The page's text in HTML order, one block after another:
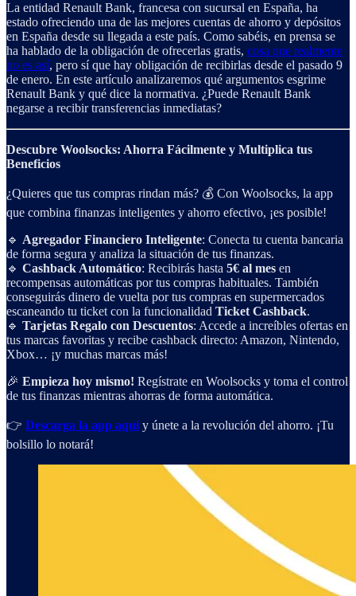
La entidad Renault Bank, francesa con sucursal en España, ha
estado ofreciendo una de las mejores cuentas de ahorro y depósitos
en España desde su llegada a este país. Como sabéis, en prensa se
ha hablado de la obligación de ofrecerlas gratis, cosa que realmente
no es así, pero sí que hay obligación de recibirlas desde el pasado 9
de enero. En este artículo analizaremos qué argumentos esgrime
Renault Bank y qué dice la normativa. ¿Puede Renault Bank
negarse a recibir transferencias inmediatas?
Descubre Woolsocks: Ahorra Fácilmente y Multiplica tus
Beneficios
¿Quieres que tus compras rindan más? 💰 Con Woolsocks, la app
que combina finanzas inteligentes y ahorro efectivo, ¡es posible!
🔹 Agregador Financiero Inteligente: Conecta tu cuenta bancaria
de forma segura y analiza la situación de tus finanzas.
🔹 Cashback Automático: Recibirás hasta 5€ al mes en
recompensas automáticas por tus compras habituales. También
conseguirás dinero de vuelta por tus compras en supermercados
escaneando tu ticket con la funcionalidad Ticket Cashback.
🔹 Tarjetas Regalo con Descuentos: Accede a increíbles ofertas en
tus marcas favoritas y recibe cashback directo: Amazon, Nintendo,
Xbox… ¡y muchas marcas más!
🎉 Empieza hoy mismo! Regístrate en Woolsocks y toma el control
de tus finanzas mientras ahorras de forma automática.
👉 Descarga la app aquíy únete a la revolución del ahorro. ¡Tu
bolsillo lo notará!